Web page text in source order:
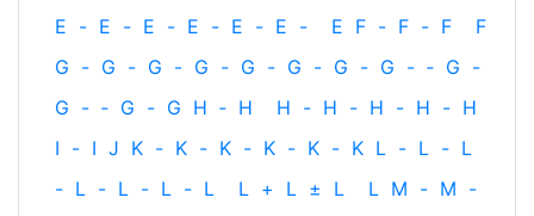
E - E - E - E - E - E - E F - F - F
F
G - G - G - G - G - G - G - G - ‐ G -
G - ‐ G - G H ‐ H H - H - H - H - H
I - I J K - K - K - K - K - K L - L - L
- L - L - L - L L + L ± L L M - M -